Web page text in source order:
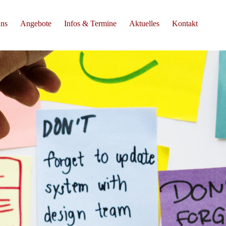
Angebote Infos & Termine Aktuelles Kontakt